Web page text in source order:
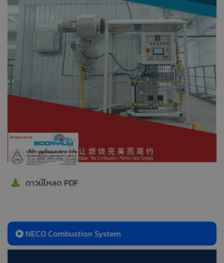
ดาวน์โหลด PDF
NECO Combustion System